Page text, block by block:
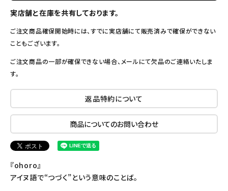
実店舗と在庫を共有しております。
ご注文商品確保開始時には、すでに実店舗にて販売済みで確保ができない
こともございます。
ご注文商品の一部が確保できない場合、メールにて欠品のご連絡いたしま
す。
返品特約について
商品についてのお問い合わせ
『ohoro』
アイヌ語で“つづく”という意味のことば。